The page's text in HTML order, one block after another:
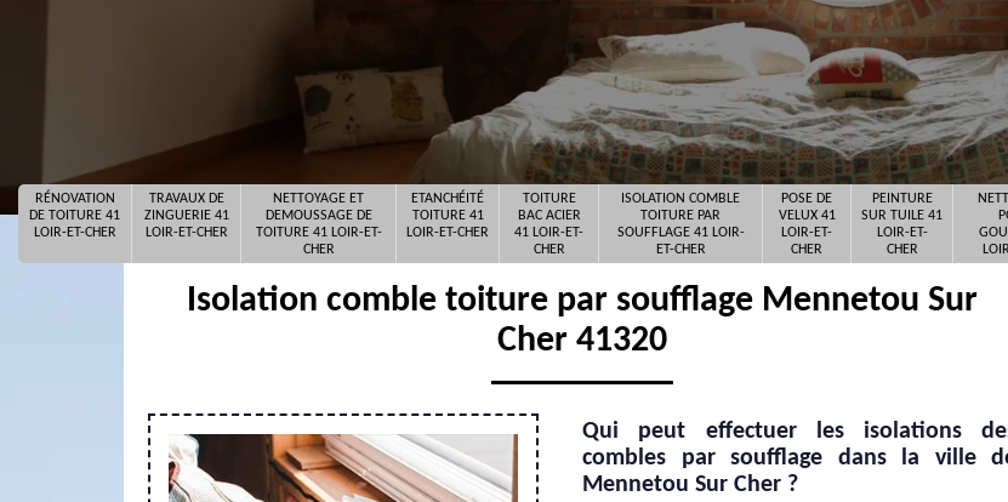
RÉNOVATION
DE TOITURE 41
LOIR-ET-CHER
TRAVAUX DE
ZINGUERIE 41
LOIR-ET-CHER
NETTOYAGE ET
DEMOUSSAGE DE
TOITURE 41 LOIR-ET-
CHER
ETANCHÉITÉ
TOITURE 41
LOIR-ET-CHER
TOITURE
BAC ACIER
41 LOIR-ET-
CHER
ISOLATION COMBLE
TOITURE PAR
SOUFFLAGE 41 LOIR-
ET-CHER
POSE DE
VELUX 41
LOIR-ET-
CHER
PEINTURE
SUR TUILE 41
LOIR-ET-
CHER
Isolation comble toiture par soufflage Mennetou Sur
Cher 41320
Qui peut effectuer les isolations
combles par soufflage dans la ville
Mennetou Sur Cher ?